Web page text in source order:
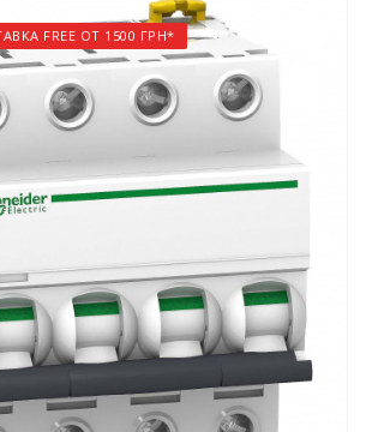
FREE ОТ 1500 ГРН*